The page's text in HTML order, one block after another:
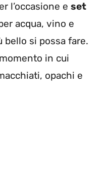
l’occasione e set
acqua, vino e
bello si possa fare.
in cui
opachi e